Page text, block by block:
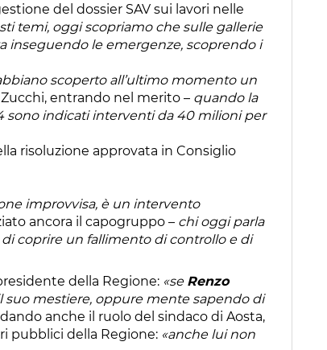
del dossier SAV sui lavori nelle
temi, oggi scopriamo che sulle gallerie
inseguendo le emergenze, scoprendo i
scoperto all’ultimo momento un
entrando nel merito – quando la
sono indicati interventi da 40 milioni per
risoluzione approvata in Consiglio
improvvisa, è un intervento
ancora il capogruppo – chi oggi parla
di coprire un fallimento di controllo e di
della Regione: «se Renzo
mestiere, oppure mente sapendo di
anche il ruolo del sindaco di Aosta,
pubblici della Regione: «anche lui non